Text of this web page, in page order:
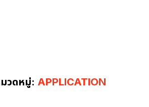
วดหมู่: APPLICATION